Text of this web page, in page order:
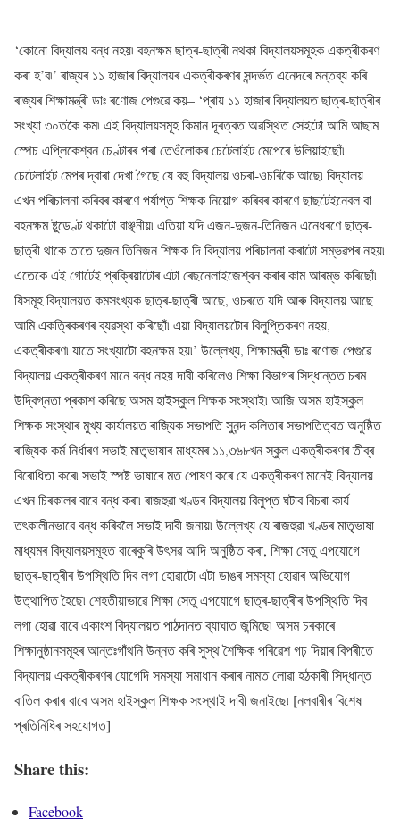
‘কোনো বিদ্যালয় বন্ধ নহয়৷ বহনক্ষম ছাত্ৰ-ছাত্ৰী নথকা বিদ্যালয়সমূহক একত্ৰীকৰণ
কৰা হ’ব৷’ ৰাজ্যৰ ১১ হাজাৰ বিদ্যালয়ৰ একত্ৰীকৰণৰ সন্দৰ্ভত এনেদৰে মন্তব্য কৰি
ৰাজ্যৰ শিক্ষামন্ত্ৰী ডাঃ ৰণোজ পেগুৱে কয়– ‘প্ৰায় ১১ হাজাৰ বিদ্যালয়ত ছাত্ৰ-ছাত্ৰীৰ
সংখ্যা ৩০তকৈ কম৷ এই বিদ্যালয়সমূহ কিমান দূৰত্বত অৱস্থিত সেইটো আমি আছাম
স্পেচ এপ্লিকেশ্বন চেণ্টাৰৰ পৰা তেওঁলোকৰ চেটেলাইট মেপেৰে উলিয়াইছোঁ৷
চেটেলাইট মেপৰ দ্বাৰা দেখা গৈছে যে বহু বিদ্যালয় ওচৰা-ওচৰিকৈ আছে৷ বিদ্যালয়
এখন পৰিচালনা কৰিবৰ কাৰণে পৰ্যাপ্ত শিক্ষক নিয়োগ কৰিবৰ কাৰণে ছাছটেইনেবল বা
বহনক্ষম ষ্টুডেণ্ট থকাটো বাঞ্ছনীয়৷ এতিয়া যদি এজন-দুজন-তিনিজন এনেধৰণে ছাত্ৰ-
ছাত্ৰী থাকে তাতে দুজন তিনিজন শিক্ষক দি বিদ্যালয় পৰিচালনা কৰাটো সম্ভৱপৰ নহয়৷
এতেকে এই গোটেই প্ৰক্ৰিয়াটোৰ এটা ৰেছনেলাইজেশ্বন কৰাৰ কাম আৰম্ভ কৰিছোঁ৷
যিসমূহ বিদ্যালয়ত কমসংখ্যক ছাত্ৰ-ছাত্ৰী আছে, ওচৰতে যদি আৰু বিদ্যালয় আছে
আমি একত্ৰিকৰণৰ ব্যৱস্থা কৰিছোঁ৷ এয়া বিদ্যালয়টোৰ বিলুপ্তিকৰণ নহয়,
একত্ৰীকৰণ৷ যাতে সংখ্যাটো বহনক্ষম হয়৷’ উল্লেখ্য, শিক্ষামন্ত্ৰী ডাঃ ৰণোজ পেগুৱে
বিদ্যালয় একত্ৰীকৰণ মানে বন্ধ নহয় দাবী কৰিলেও শিক্ষা বিভাগৰ সিদ্ধান্তত চৰম
উদ্বিগ্নতা প্ৰকাশ কৰিছে অসম হাইস্কুল শিক্ষক সংস্থাই৷ আজি অসম হাইস্কুল
শিক্ষক সংস্থাৰ মুখ্য কাৰ্যালয়ত ৰাজ্যিক সভাপতি সুনন্দ কলিতাৰ সভাপতিত্বত অনুষ্ঠিত
ৰাজ্যিক কৰ্ম নিৰ্ধাৰণ সভাই মাতৃভাষাৰ মাধ্যমৰ ১১,৩৬৮খন স্কুল একত্ৰীকৰণৰ তীব্ৰ
বিৰোধিতা কৰে৷ সভাই স্পষ্ট ভাষাৰে মত পোষণ কৰে যে একত্ৰীকৰণ মানেই বিদ্যালয়
এখন চিৰকালৰ বাবে বন্ধ কৰা৷ ৰাজহুৱা খণ্ডৰ বিদ্যালয় বিলুপ্ত ঘটাব বিচৰা কাৰ্য
তৎকালীনভাবে বন্ধ কৰিবলৈ সভাই দাবী জনায়৷ উল্লেখ্য যে ৰাজহুৱা খণ্ডৰ মাতৃভাষা
মাধ্যমৰ বিদ্যালয়সমূহত বাৰেকুৰি উৎসৱ আদি অনুষ্ঠিত কৰা, শিক্ষা সেতু এপযোগে
ছাত্ৰ-ছাত্ৰীৰ উপস্থিতি দিব লগা হোৱাটো এটা ডাঙৰ সমস্যা হোৱাৰ অভিযোগ
উত্থাপিত হৈছে৷ শেহতীয়াভাৱে শিক্ষা সেতু এপযোগে ছাত্ৰ-ছাত্ৰীৰ উপস্থিতি দিব
লগা হোৱা বাবে একাংশ বিদ্যালয়ত পাঠদানত ব্যাঘাত জন্মিছে৷ অসম চৰকাৰে
শিক্ষানুষ্ঠানসমূহৰ আন্তঃগাঁথনি উন্নত কৰি সুস্থ শৈক্ষিক পৰিৱেশ গঢ় দিয়াৰ বিপৰীতে
বিদ্যালয় একত্ৰীকৰণৰ যোগেদি সমস্যা সমাধান কৰাৰ নামত লোৱা হঠকাৰী সিদ্ধান্ত
বাতিল কৰাৰ বাবে অসম হাইস্কুল শিক্ষক সংস্থাই দাবী জনাইছে৷ [নলবাৰীৰ বিশেষ
প্ৰতিনিধিৰ সহযোগত]
Share this:
Facebook